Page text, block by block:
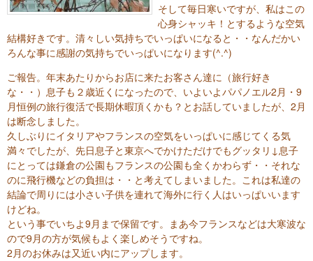
そして毎日寒いですが、私はこの
心身シャッキ！とするような空気
結構好きです。清々しい気持ちでいっぱいになると・・なんだかい
ろんな事に感謝の気持ちでいっぱいになります(^.^)
ご報告。年末あたりからお店に来たお客さん達に（旅行好き
な・・）息子も２歳近くになったので、いよいよパパノエル2月・9
月恒例の旅行復活で長期休暇頂くかも？とお話していましたが、2月
は断念しました。
久しぶりにイタリアやフランスの空気をいっぱいに感じてくる気
満々でしたが、先日息子と東京へでかけただけでもグッタリ↓息子
にとっては鎌倉の公園もフランスの公園も全くかわらず・・それな
のに飛行機などの負担は・・と考えてしまいました。これは私達の
結論で周りには小さい子供を連れて海外に行く人はいっぱいいます
けどね。
という事でいちよ9月まで保留です。まあ今フランスなどは大寒波な
ので9月の方が気候もよく楽しめそうですね。
2月のお休みは又近い内にアップします。